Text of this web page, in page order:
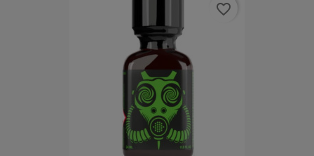
favorite_border